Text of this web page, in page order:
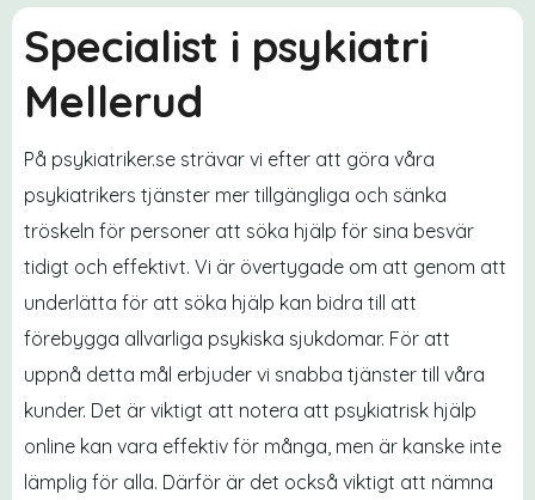
Specialist i psykiatri
Mellerud
På psykiatriker.se strävar vi efter att göra våra
psykiatrikers tjänster mer tillgängliga och sänka
tröskeln för personer att söka hjälp för sina besvär
tidigt och effektivt. Vi är övertygade om att genom att
underlätta för att söka hjälp kan bidra till att
förebygga allvarliga psykiska sjukdomar. För att
uppnå detta mål erbjuder vi snabba tjänster till våra
kunder. Det är viktigt att notera att psykiatrisk hjälp
online kan vara effektiv för många, men är kanske inte
lämplig för alla. Därför är det också viktigt att nämna